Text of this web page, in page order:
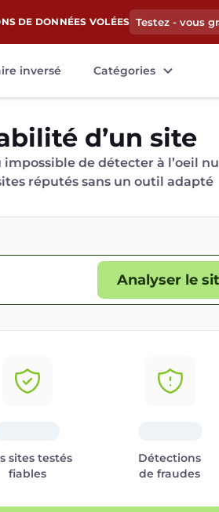
DE DONNÉES VOLÉES Testez - vous
inversé Catégories
d’un site
de détecter à l’oeil nu
réputés sans un outil adapté
Analyser le
sites testés
fiables
Détections
de fraudes